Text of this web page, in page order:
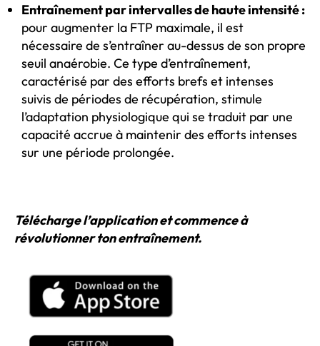
Entraînement par intervalles de haute intensité :
pour augmenter la FTP maximale, il est
nécessaire de s’entraîner au-dessus de son propre
seuil anaérobie. Ce type d’entraînement,
caractérisé par des efforts brefs et intenses
suivis de périodes de récupération, stimule
l’adaptation physiologique qui se traduit par une
capacité accrue à maintenir des efforts intenses
sur une période prolongée.
Télécharge l’application et commence à
révolutionner ton entraînement.